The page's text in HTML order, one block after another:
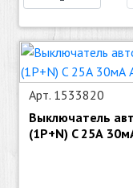
Арт. 1533820
Выключатель
(1P+N) C 25А